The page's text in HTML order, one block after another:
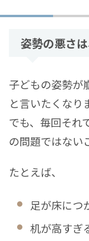
姿勢の悪さ
子どもの姿勢が
と言いたくなり
でも、毎回それ
の問題ではない
たとえば、
足が床につ
机が高すぎ